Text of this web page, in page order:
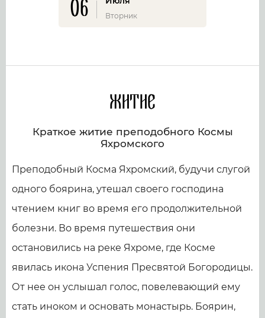
06 Вторник
Житие
Краткое житие преподобного Космы
Яхромского
Преподобный Косма Яхромский, будучи слугой
одного боярина, утешал своего господина
чтением книг во время его продолжительной
болезни. Во время путешествия они
остановились на реке Яхроме, где Косме
явилась икона Успения Пресвятой Богородицы.
От нее он услышал голос, повелевающий ему
стать иноком и основать монастырь. Боярин,